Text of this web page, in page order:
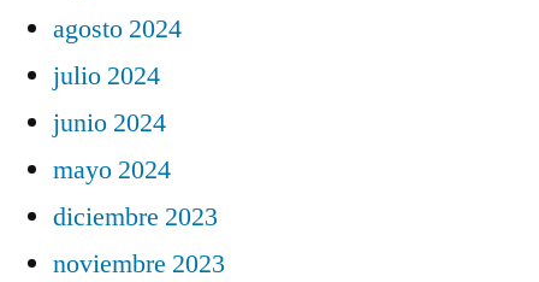
agosto 2024
julio 2024
junio 2024
mayo 2024
diciembre 2023
noviembre 2023